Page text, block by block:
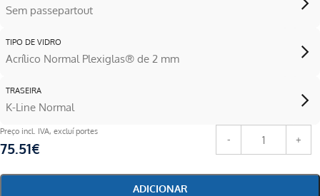
Sem passepartout
TIPO DE VIDRO
Acrílico Normal Plexiglas® de 2 mm
TRASEIRA
K-Line Normal
Preço incl. IVA, excluí portes
75.51€
ADICIONAR